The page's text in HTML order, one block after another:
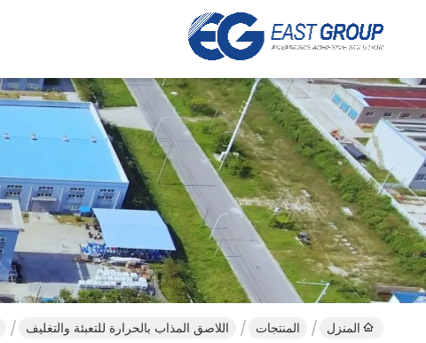
المنزل المنتجات اللاصق المذاب بالحرارة للتعبئة والتغليف